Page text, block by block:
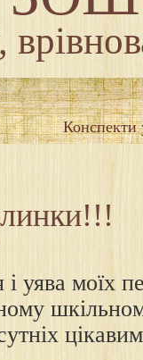
Конспекти
уява моїх